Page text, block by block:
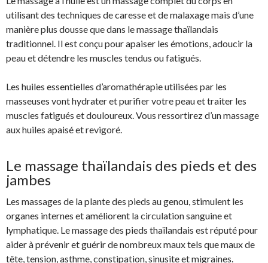
utilisant des techniques de caresse et de malaxage mais d’une
manière plus dousse que dans le massage thaïlandais
traditionnel. Il est conçu pour apaiser les émotions, adoucir la
peau et détendre les muscles tendus ou fatigués.
Les huiles essentielles d’aromathérapie utilisées par les
masseuses vont hydrater et purifier votre peau et traiter les
muscles fatigués et douloureux. Vous ressortirez d’un massage
aux huiles apaisé et revigoré.
Le massage thaïlandais des pieds et des
jambes
Les massages de la plante des pieds au genou, stimulent les
organes internes et améliorent la circulation sanguine et
lymphatique. Le massage des pieds thaïlandais est réputé pour
aider à prévenir et guérir de nombreux maux tels que maux de
tête, tension, asthme, constipation, sinusite et migraines.